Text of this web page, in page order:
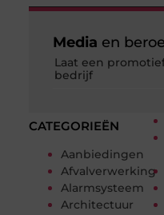
CATEGORIEËN
Aanbiedingen
Afvalverwerking
Alarmsysteem
Architectuur
Media en
Laat een
bedrijf